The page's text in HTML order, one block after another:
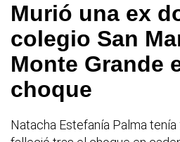
Murió una ex
colegio San
Monte Grande
choque
Natacha Estefanía Palma